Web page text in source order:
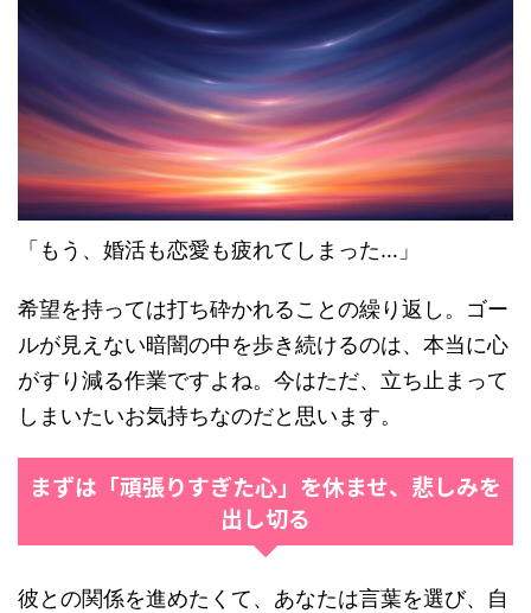
「もう、婚活も恋愛も疲れてしまった…」
希望を持っては打ち砕かれることの繰り返し。ゴー
ルが見えない暗闇の中を歩き続けるのは、本当に心
がすり減る作業ですよね。今はただ、立ち止まって
しまいたいお気持ちなのだと思います。
まずは「頑張りすぎた心」を休ませ、悲しみを
出し切る
彼との関係を進めたくて、あなたは言葉を選び、自